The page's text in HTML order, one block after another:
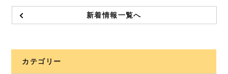
新着情報一覧へ
カテゴリー